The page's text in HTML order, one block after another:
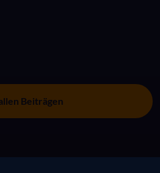
das Original?".
Beiträgen